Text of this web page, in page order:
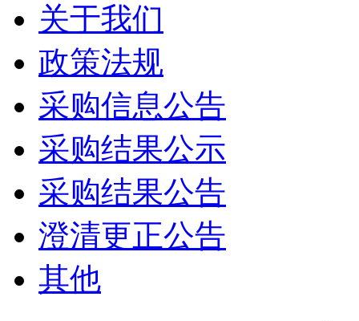
关于我们
政策法规
采购信息公告
采购结果公示
采购结果公告
澄清更正公告
其他